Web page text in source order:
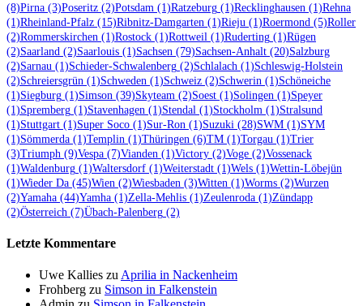
(8)Pirna (3)Poseritz (2)Potsdam (1)Ratzeburg (1)Recklinghausen (1)Rehna
(1)Rheinland-Pfalz (15)Ribnitz-Damgarten (1)Rieju (1)Roermond (5)Roller
(2)Rommerskirchen (1)Rostock (1)Rottweil (1)Ruderting (1)Rügen
(2)Saarland (2)Saarlouis (1)Sachsen (79)Sachsen-Anhalt (20)Salzburg
(2)Sarnau (1)Schieder-Schwalenberg (2)Schlalach (1)Schleswig-Holstein
(2)Schreiersgrün (1)Schweden (1)Schweiz (2)Schwerin (1)Schöneiche
(1)Siegburg (1)Simson (39)Skyteam (2)Soest (1)Solingen (1)Speyer
(1)Spremberg (1)Stavenhagen (1)Stendal (1)Stockholm (1)Stralsund
(1)Stuttgart (1)Super Soco (1)Sur-Ron (1)Suzuki (28)SWM (1)SYM
(1)Sömmerda (1)Templin (1)Thüringen (6)TM (1)Torgau (1)Trier
(3)Triumph (9)Vespa (7)Vianden (1)Victory (2)Voge (2)Vossenack
(1)Waldenburg (1)Waltersdorf (1)Weiterstadt (1)Wels (1)Wettin-Löbejün
(1)Wieder Da (45)Wien (2)Wiesbaden (3)Witten (1)Worms (2)Wurzen
(2)Yamaha (44)Yamha (1)Zella-Mehlis (1)Zeulenroda (1)Zündapp
(2)Österreich (7)Übach-Palenberg (2)
Letzte Kommentare
Uwe Kallies zu Aprilia in Nackenheim
Frohberg zu Simson in Falkenstein